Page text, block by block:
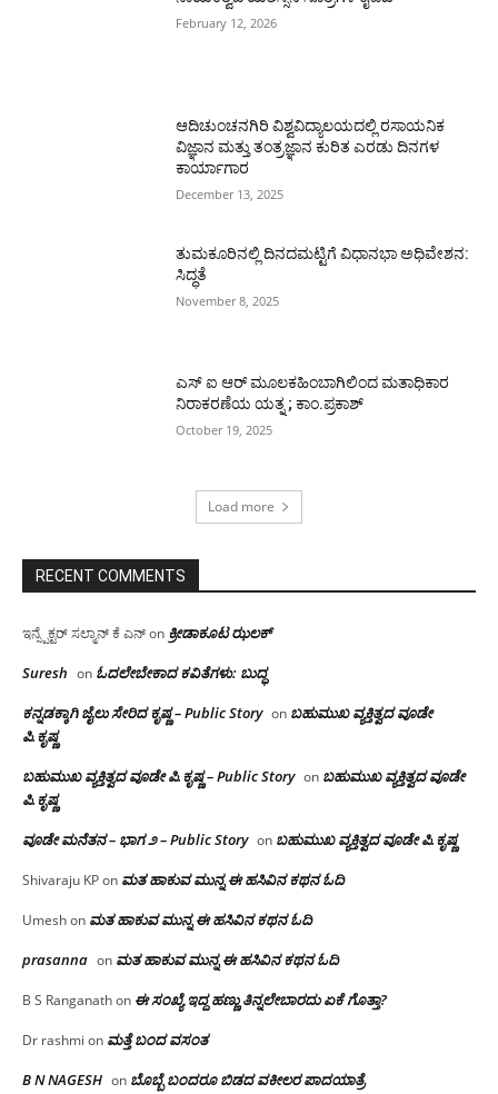
February 12, 2026
ಆದಿಚುಂಚನಗಿರಿ ವಿಶ್ವವಿದ್ಯಾಲಯದಲ್ಲಿ ರಸಾಯನಿಕ
ವಿಜ್ಞಾನ ಮತ್ತು ತಂತ್ರಜ್ಞಾನ ಕುರಿತ ಎರಡು ದಿನಗಳ
ಕಾರ್ಯಾಗಾರ
December 13, 2025
ತುಮಕೂರಿನಲ್ಲಿ ದಿನದಮಟ್ಟಿಗೆ ವಿಧಾನಭಾ ಅಧಿವೇಶನ:
ಸಿದ್ಧತೆ
November 8, 2025
ಎಸ್ ಐ ಆರ್ ಮೂಲಕಹಿಂಬಾಗಿಲಿಂದ ಮತಾಧಿಕಾರ
ನಿರಾಕರಣೆಯ ಯತ್ನ ; ಕಾಂ.ಪ್ರಕಾಶ್
October 19, 2025
Load more
RECENT COMMENTS
ಇನ್ಸ್ಪೆಕ್ಟರ್ ಸಲ್ಮಾನ್ ಕೆ ಎನ್on ಕ್ರೀಡಾಕೂಟ ಝಲಕ್
Suresh on ಓದಲೇಬೇಕಾದ‌ ಕವಿತೆಗಳು: ಬುದ್ಧ
ಕನ್ನಡಕ್ಕಾಗಿ ಜೈಲು ಸೇರಿದ ಕೃಷ್ಣ – Public Story on ಬಹುಮುಖ ವ್ಯಕ್ತಿತ್ವದ ವೂಡೇ
ಪಿ.ಕೃಷ್ಣ
ಬಹುಮುಖ ವ್ಯಕ್ತಿತ್ವದ ವೂಡೇ ಪಿ.ಕೃಷ್ಣ – Public Story on ಬಹುಮುಖ ವ್ಯಕ್ತಿತ್ವದ ವೂಡೇ
ಪಿ.ಕೃಷ್ಣ
ವೂಡೇ ಮನೆತನ – ಭಾಗ ೨ – Public Story on ಬಹುಮುಖ ವ್ಯಕ್ತಿತ್ವದ ವೂಡೇ ಪಿ.ಕೃಷ್ಣ
Shivaraju KPon ಮತ ಹಾಕುವ ಮುನ್ನ ಈ ಹಸಿವಿನ ಕಥನ ಓದಿ
Umeshon ಮತ ಹಾಕುವ ಮುನ್ನ ಈ ಹಸಿವಿನ ಕಥನ ಓದಿ
prasanna on ಮತ ಹಾಕುವ ಮುನ್ನ ಈ ಹಸಿವಿನ ಕಥನ ಓದಿ
B S Ranganathon ಈ ಸಂಖ್ಯೆ ಇದ್ದ ಹಣ್ಣು ತಿನ್ನಲೇಬಾರದು ಏಕೆ ಗೊತ್ತಾ?
Dr rashmi on ಮತ್ತೆ ಬಂದ ವಸಂತ
B N NAGESH on ಬೊಬ್ಬೆ ಬಂದರೂ ಬಿಡದ ವಕೀಲರ ಪಾದಯಾತ್ರೆ